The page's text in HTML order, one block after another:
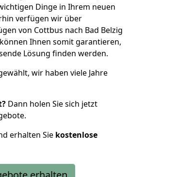
Dinge in Ihrem neuen
verfügen wir über
von Cottbus nach Bad Belzig
Ihnen somit garantieren,
Lösung finden werden.
wir haben viele Jahre
Dann holen Sie sich jetzt
erhalten Sie kostenlose